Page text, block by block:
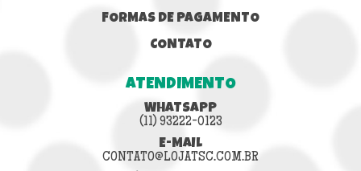
FORMAS DE PAGAMENTO
CONTATO
ATENDIMENTO
WHATSAPP
(11) 93222-0123
E-MAIL
CONTATO@LOJATSC.COM.BR